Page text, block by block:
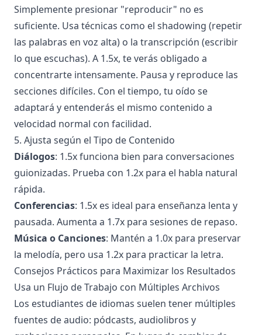
Simplemente presionar "reproducir" no es
suficiente. Usa técnicas como el shadowing (repetir
las palabras en voz alta) o la transcripción (escribir
lo que escuchas). A 1.5x, te verás obligado a
concentrarte intensamente. Pausa y reproduce las
secciones difíciles. Con el tiempo, tu oído se
adaptará y entenderás el mismo contenido a
velocidad normal con facilidad.
5. Ajusta según el Tipo de Contenido
Diálogos: 1.5x funciona bien para conversaciones
guionizadas. Prueba con 1.2x para el habla natural
rápida.
Conferencias: 1.5x es ideal para enseñanza lenta y
pausada. Aumenta a 1.7x para sesiones de repaso.
Música o Canciones: Mantén a 1.0x para preservar
la melodía, pero usa 1.2x para practicar la letra.
Consejos Prácticos para Maximizar los Resultados
Usa un Flujo de Trabajo con Múltiples Archivos
Los estudiantes de idiomas suelen tener múltiples
fuentes de audio: pódcasts, audiolibros y